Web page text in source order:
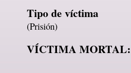
Tipo de víctima
(Prisión)
VÍCTIMA MORTAL: